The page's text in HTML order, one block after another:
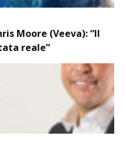
Moore (Veeva): “Il
reale”